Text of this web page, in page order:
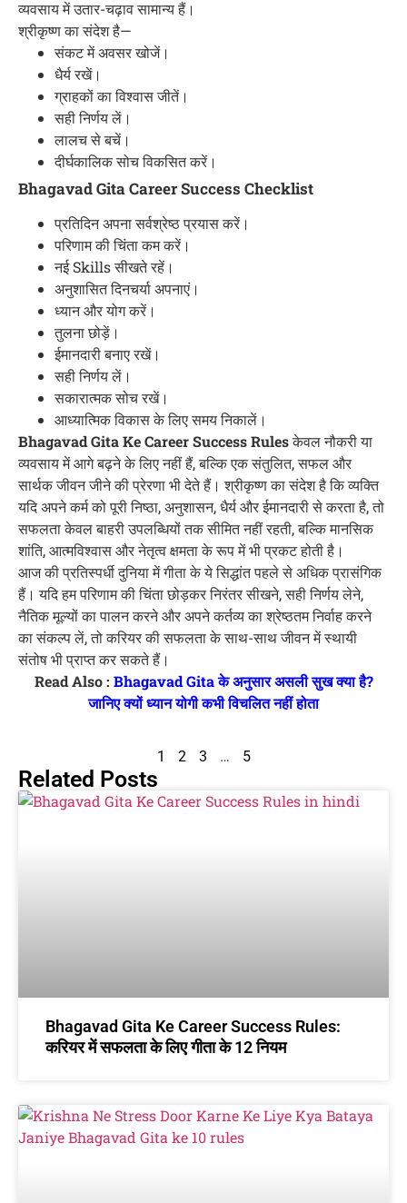
व्यवसाय में उतार-चढ़ाव सामान्य हैं।
श्रीकृष्ण का संदेश है—
संकट में अवसर खोजें।
धैर्य रखें।
ग्राहकों का विश्वास जीतें।
सही निर्णय लें।
लालच से बचें।
दीर्घकालिक सोच विकसित करें।
Bhagavad Gita Career Success Checklist
प्रतिदिन अपना सर्वश्रेष्ठ प्रयास करें।
परिणाम की चिंता कम करें।
नई Skills सीखते रहें।
अनुशासित दिनचर्या अपनाएं।
ध्यान और योग करें।
तुलना छोड़ें।
ईमानदारी बनाए रखें।
सही निर्णय लें।
सकारात्मक सोच रखें।
आध्यात्मिक विकास के लिए समय निकालें।
Bhagavad Gita Ke Career Success Rulesकेवल नौकरी या
व्यवसाय में आगे बढ़ने के लिए नहीं हैं, बल्कि एक संतुलित, सफल और
सार्थक जीवन जीने की प्रेरणा भी देते हैं। श्रीकृष्ण का संदेश है कि व्यक्ति
यदि अपने कर्म को पूरी निष्ठा, अनुशासन, धैर्य और ईमानदारी से करता है, तो
सफलता केवल बाहरी उपलब्धियों तक सीमित नहीं रहती, बल्कि मानसिक
शांति, आत्मविश्वास और नेतृत्व क्षमता के रूप में भी प्रकट होती है।
आज की प्रतिस्पर्धी दुनिया में गीता के ये सिद्धांत पहले से अधिक प्रासंगिक
हैं। यदि हम परिणाम की चिंता छोड़कर निरंतर सीखने, सही निर्णय लेने,
नैतिक मूल्यों का पालन करने और अपने कर्तव्य का श्रेष्ठतम निर्वाह करने
का संकल्प लें, तो करियर की सफलता के साथ-साथ जीवन में स्थायी
संतोष भी प्राप्त कर सकते हैं।
Read Also : Bhagavad Gita के अनुसार असली सुख क्या है?
जानिए क्यों ध्यान योगी कभी विचलित नहीं होता
1 2 3 … 5
Related Posts
Bhagavad Gita Ke Career Success Rules:
करियर में सफलता के लिए गीता के 12 नियम